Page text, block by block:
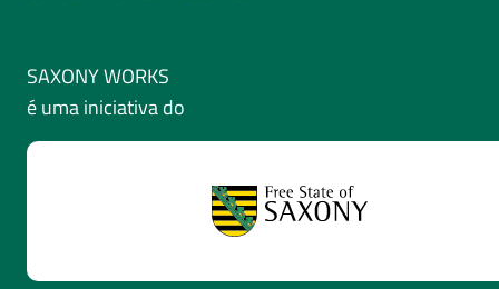
SAXONY WORKS
é uma iniciativa do